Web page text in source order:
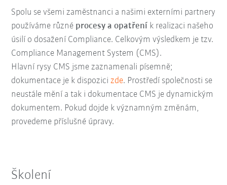
Spolu se všemi zaměstnanci a našimi externími partnery
používáme různé procesy a opatření k realizaci našeho
úsilí o dosažení Compliance. Celkovým výsledkem je tzv.
Compliance Management System (CMS).
Hlavní rysy CMS jsme zaznamenali písemně;
dokumentace je k dispozicizde. Prostředí společnosti se
neustále mění a tak i dokumentace CMS je dynamickým
dokumentem. Pokud dojde k významným změnám,
provedeme příslušné úpravy.
Školení